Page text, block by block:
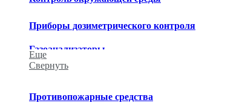
Приборы дозиметрического контроля
Газоанализаторы
Приборы химического контроля
Приборы метеорологического контроля
Еще
Свернуть
Противопожарные средства